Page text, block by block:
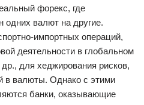
форекс, где
одних валют на другие.
импортных операций,
деятельности в глобальном
для хеджирования рисков,
в валюты. Однако с этими
банки, оказывающие